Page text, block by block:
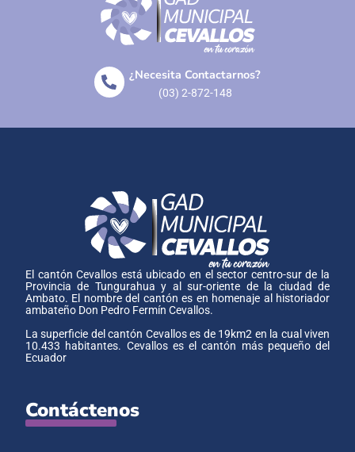
¿Necesita Contactarnos?
(03) 2-872-148
El cantón Cevallos está ubicado en el sector centro-sur de la
Provincia de Tungurahua y al sur-oriente de la ciudad de
Ambato. El nombre del cantón es en homenaje al historiador
ambateño Don Pedro Fermín Cevallos.
La superficie del cantón Cevallos es de 19km2 en la cual viven
10.433 habitantes. Cevallos es el cantón más pequeño del
Ecuador
Contáctenos